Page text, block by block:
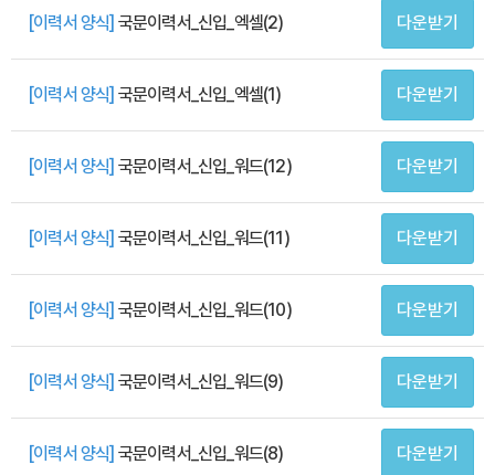
[이력서 양식] 국문이력서_신입_엑셀(2) 다운받기
[이력서 양식] 국문이력서_신입_엑셀(1) 다운받기
[이력서 양식] 국문이력서_신입_워드(12) 다운받기
[이력서 양식] 국문이력서_신입_워드(11) 다운받기
[이력서 양식] 국문이력서_신입_워드(10) 다운받기
[이력서 양식] 국문이력서_신입_워드(9) 다운받기
[이력서 양식] 국문이력서_신입_워드(8) 다운받기